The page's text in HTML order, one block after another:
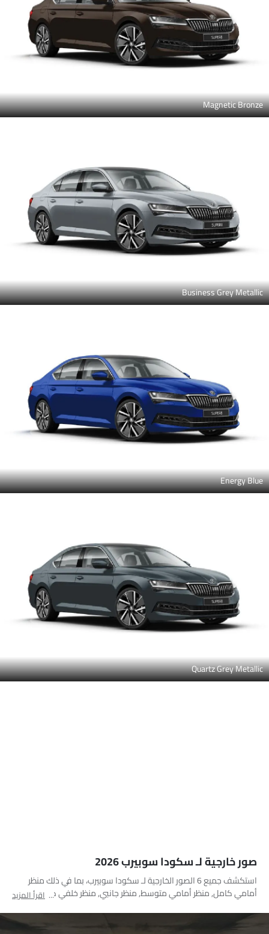
Magnetic Bronze
Business Grey Metallic
Energy Blue
Quartz Grey Metallic
صور خارجية لـ سكودا سوبيرب 2026
استكشف جميع 6 الصور الخارجية لـ سكودا سوبيرب، بما في ذلك منظر
أمامي كامل, منظر أمامي متوسط, منظر جانبي, منظر خلفي كامل,اقرأ المزيد